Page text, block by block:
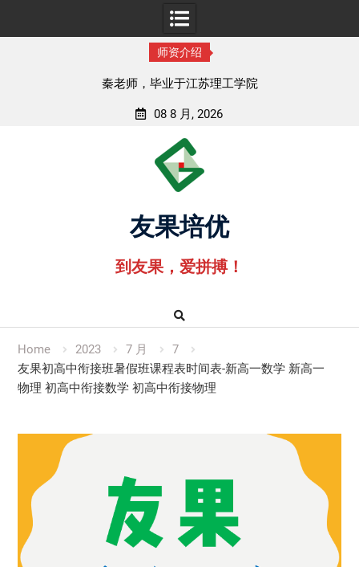
师资介绍
秦老师，毕业于江苏理工学院
08 8 月, 2026
友果培优
到友果，爱拼搏！
Home 2023 7 月
7
友果初高中衔接班暑假班课程表时间表-新高一数学 新高一
物理 初高中衔接数学 初高中衔接物理